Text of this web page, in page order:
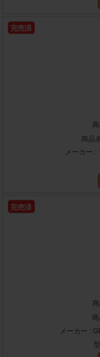
完売済
商品
メーカー :
完売済
メーカー :